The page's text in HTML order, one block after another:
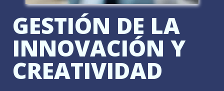
GESTIÓN DE LA
INNOVACIÓN Y
CREATIVIDAD